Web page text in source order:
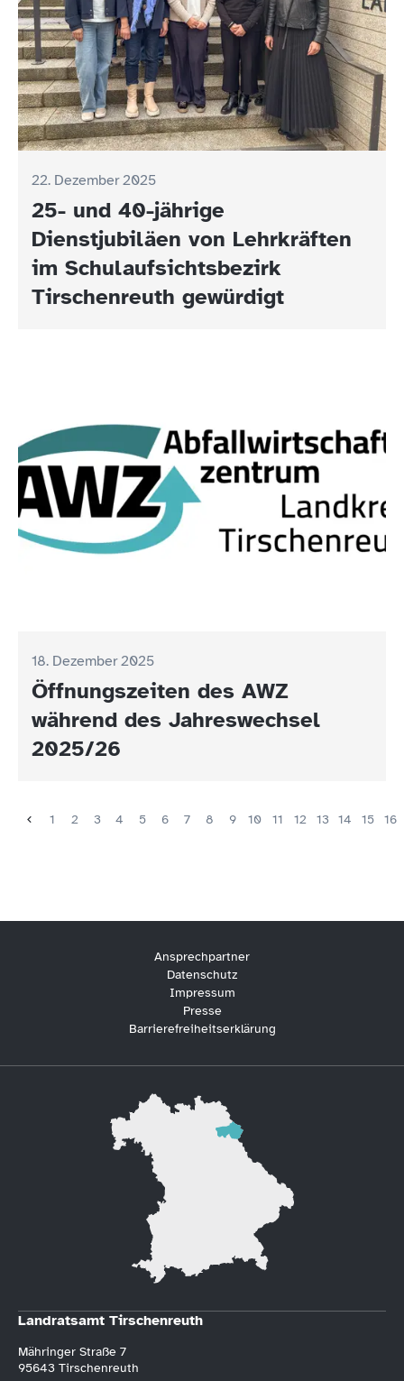
22. Dezember 2025
25- und 40-jährige
Dienstjubiläen von Lehrkräften
im Schulaufsichtsbezirk
Tirschenreuth gewürdigt
18. Dezember 2025
Öffnungszeiten des AWZ
während des Jahreswechsel
2025/26
1 2 3 4 5 6 7 8 9 10 11 12 13 14 15 16
Ansprechpartner
Datenschutz
Impressum
Presse
Barrierefreiheitserklärung
Landratsamt Tirschenreuth
Mähringer Straße 7
95643 Tirschenreuth